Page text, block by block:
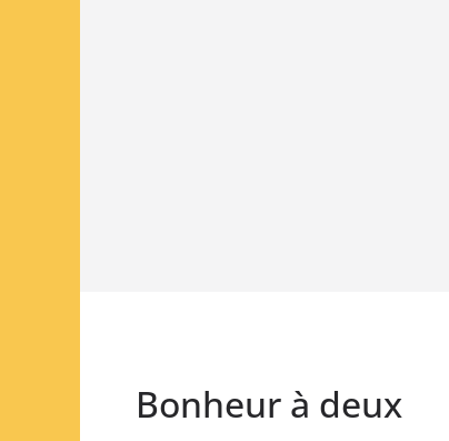
Bonheur à deux